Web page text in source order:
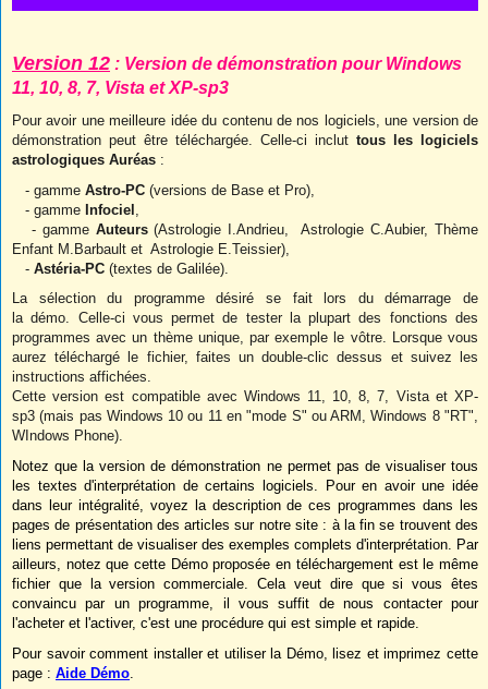
Version 12 : Version de démonstration pour Windows
11, 10, 8, 7, Vista et XP-sp3
Pour avoir une meilleure idée du contenu de nos logiciels, une version de
démonstration peut être téléchargée. Celle-ci inclut tous les logiciels
astrologiques Auréas :
- gamme Astro-PC (versions de Base et Pro),
- gamme Infociel
- gamme Auteurs(Astrologie I.Andrieu, Astrologie C.Aubier, Thème
Enfant M.Barbault et Astrologie E.Teissier),
- Astéria-PC (textes de Galilée).
La sélection du programme désiré se fait lors du démarrage de
la démo. Celle-ci vous permet de tester la plupart des fonctions des
programmes avec un thème unique, par exemple le vôtre. Lorsque vous
aurez téléchargé le fichier, faites un double-clic dessus et suivez les
instructions affichées.
Cette version est compatible avec Windows 11, 10, 8, 7, Vista et XP-
sp3 (mais pas Windows 10 ou 11 en "mode S" ou ARM, Windows 8 "RT",
WIndows Phone).
Notez que la version de démonstration ne permet pas de visualiser tous
les textes d'interprétation de certains logiciels. Pour en avoir une idée
dans leur intégralité, voyez la description de ces programmes dans les
pages de présentation des articles sur notre site : à la fin se trouvent des
liens permettant de visualiser des exemples complets d'interprétation. Par
ailleurs, notez que cette Démo proposée en téléchargement est le même
fichier que la version commerciale. Cela veut dire que si vous êtes
convaincu par un programme, il vous suffit de nous contacter pour
l'acheter et l'activer, c'est une procédure qui est simple et rapide.
Pour savoir comment installer et utiliser la Démo, lisez et imprimez cette
page : Aide Démo